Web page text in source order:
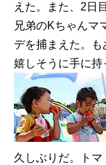
えた。また、2日
兄弟のKちゃんマ
デを捕まえた。
嬉しそうに手に持
久しぶりだ。ト